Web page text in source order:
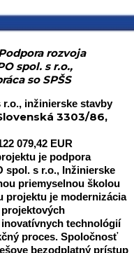
rozvoja
spol. s r.o.,
so SPŠS
r.o., inžinierske stavby
3303/86,
079,42 EUR
je podpora
spol. s r.o., Inžinierske
priemyselnou školou
projektu je modernizácia
technológií
proces. Spoločnosť
bezodplatný prístup